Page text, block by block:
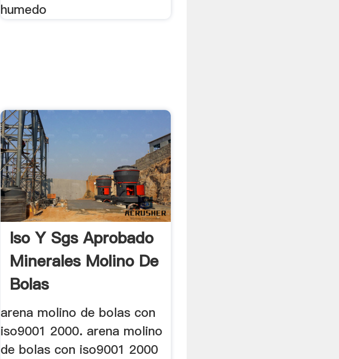
humedo
Iso Y Sgs Aprobado
Minerales Molino De
Bolas
arena molino de bolas con
iso9001 2000. arena molino
de bolas con iso9001 2000